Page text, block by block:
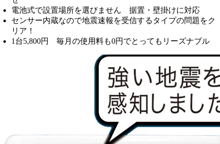
電池式で設置場所を選びません 据置・壁掛けに対応
センサー内蔵なので地震速報を受信するタイプの問題をク
リア！
1台5,800円 毎月の使用料も0円でとってもリーズナブル